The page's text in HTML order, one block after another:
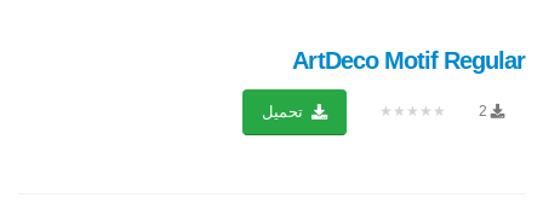
ArtDeco Motif Regular
2
★★★★★ تحميل